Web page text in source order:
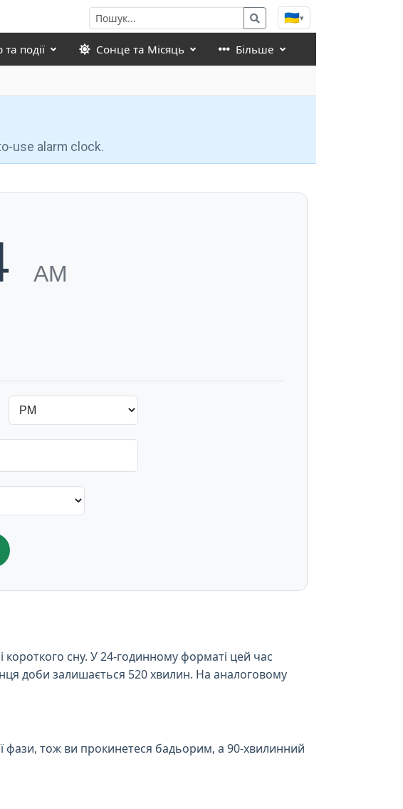
🇺🇦▾
події Сонце та Місяць Більше
use alarm clock.
AM
сну. У 24-годинному форматі цей час
доби залишається 520 хвилин. На аналоговому
фази, тож ви прокинетеся бадьорим, а 90-хвилинний